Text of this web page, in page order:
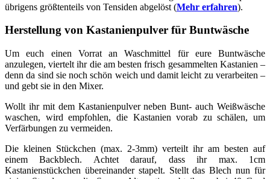
übrigens größtenteils von Tensiden abgelöst (Mehr erfahren).
Herstellung von Kastanienpulver für Buntwäsche
Um euch einen Vorrat an Waschmittel für eure Buntwäsche
anzulegen, viertelt ihr die am besten frisch gesammelten Kastanien –
denn da sind sie noch schön weich und damit leicht zu verarbeiten –
und gebt sie in den Mixer.
Wollt ihr mit dem Kastanienpulver neben Bunt- auch Weißwäsche
waschen, wird empfohlen, die Kastanien vorab zu schälen, um
Verfärbungen zu vermeiden.
Die kleinen Stückchen (max. 2-3mm) verteilt ihr am besten auf
einem Backblech. Achtet darauf, dass ihr max. 1cm
Kastanienstückchen übereinander stapelt. Stellt das Blech nun für